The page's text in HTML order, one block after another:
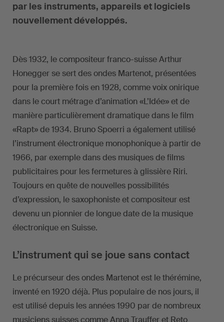
par les instruments, appareils et logiciels
nouvellement développés.
Dès 1932, le compositeur franco-suisse Arthur
Honegger se sert des ondes Martenot, présentées
pour la première fois en 1928, comme voix onirique
dans le court métrage d’animation «L’Idée» et de
manière particulièrement dramatique dans le film
«Rapt» de 1934. Bruno Spoerri a également utilisé
l’instrument électronique monophonique à partir de
1966, par exemple dans des musiques de films
publicitaires pour les fermetures à glissière Riri.
Toujours en quête de nouvelles possibilités
d’expression, le saxophoniste et compositeur est
devenu un pionnier de longue date de la musique
électronique en Suisse.
L’instrument qui se joue sans contact
Le précurseur des ondes Martenot est le thérémine,
inventé en 1920 déjà. Plus populaire de nos jours, il
est utilisé depuis les années 1990 par de nombreux
musiciens suisses comme Anna Trauffer et Reto